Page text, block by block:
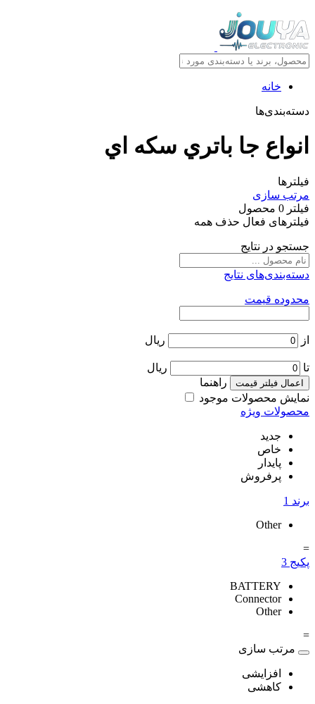
جا باتري سکه اي
سازی
محصول
فعالحذف همه
در نتایج
نتایج
قیمت
فیلتر قیمت
راهنما
محصولات موجود
ویژه
جدید
خاص
پایدار
پرفروش
Other
BATTERY
Connector
Other
سازی
افزایشی
کاهشی